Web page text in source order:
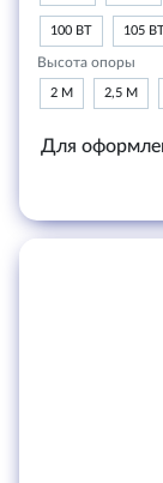
100 ВТ 105
Высота опоры
2 М 2,5 М
Для